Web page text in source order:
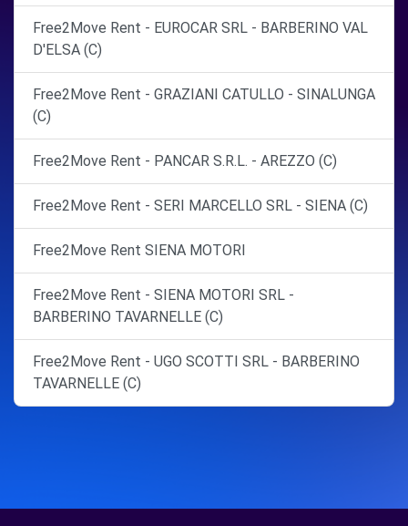
Free2Move Rent - EUROCAR SRL - BARBERINO VAL
D'ELSA (C)
Free2Move Rent - GRAZIANI CATULLO - SINALUNGA
(C)
Free2Move Rent - PANCAR S.R.L. - AREZZO (C)
Free2Move Rent - SERI MARCELLO SRL - SIENA (C)
Free2Move Rent SIENA MOTORI
Free2Move Rent - SIENA MOTORI SRL -
BARBERINO TAVARNELLE (C)
Free2Move Rent - UGO SCOTTI SRL - BARBERINO
TAVARNELLE (C)